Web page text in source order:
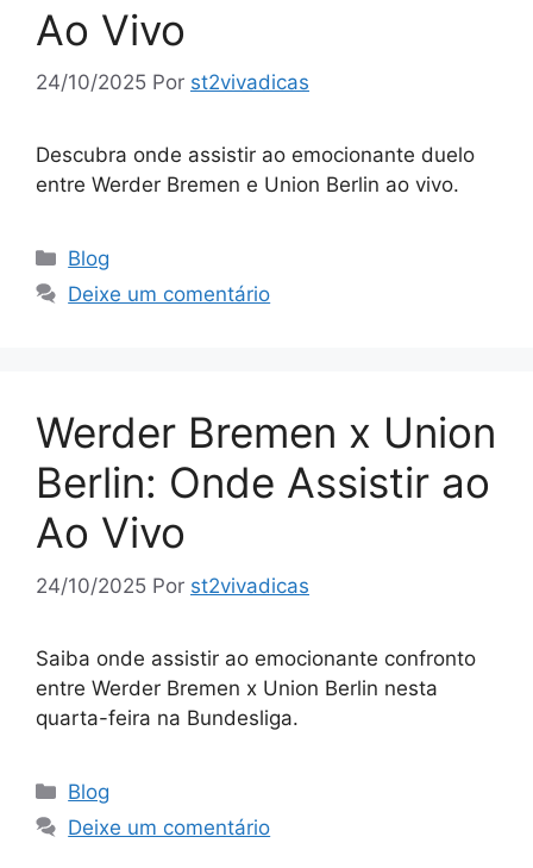
Ao Vivo
24/10/2025 Por st2vivadicas
Descubra onde assistir ao emocionante duelo
entre Werder Bremen e Union Berlin ao vivo.
Categorias
Blog
Deixe um comentário
Werder Bremen x Union
Berlin: Onde Assistir ao
Ao Vivo
24/10/2025 Por st2vivadicas
Saiba onde assistir ao emocionante confronto
entre Werder Bremen x Union Berlin nesta
quarta-feira na Bundesliga.
Categorias
Blog
Deixe um comentário